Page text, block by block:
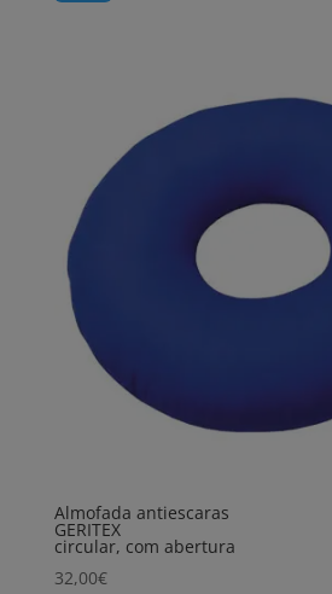
Almofada antiescaras
GERITEX
circular, com abertura
32,00€